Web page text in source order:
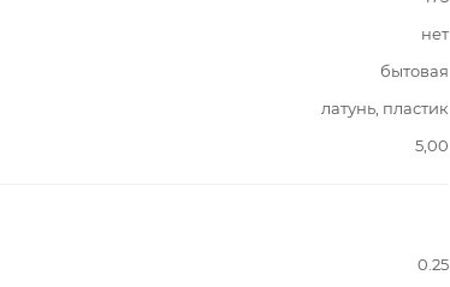
нет
бытовая
латунь, пластик
5,00
0.25